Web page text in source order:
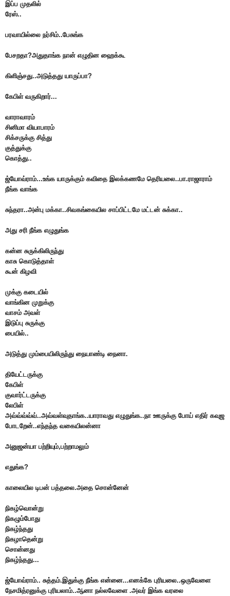
இப்ப முதலில்
ரேஸ்..
பரவாயில்லை நர்சிம்..பேசுங்க
பேசறதா?அதுதாங்க நான் எழுதின ஹைக்கூ
கிளிஞ்சது..அடுத்தது யாருப்பா?
கேபிள் வருகிறார்...
வாராவாரம்
சினிமா வியாபாரம்
சிக்சருக்கு சித்து
குத்துக்கு
கொத்து..
ஜ்யோவ்ராம்...உங்க யாருக்கும் கவிதை இலக்கணமே தெரியலை..பா.ராஜாராம்
நீங்க வாங்க
சுந்தரா..அன்பு மக்கா..சிவகங்கையில சாப்பிட்டமே மட்டன் சுக்கா..
அது சரி நீங்க எழுதுங்க
கன்ன சுருக்கிலிருந்து
காசு கொடுத்தாள்
கூன் கிழவி
முக்கு கடையில்
வாங்கின முறுக்கு
வாசம் அவள்
இடுப்பு சுருக்கு
பையில்..
அடுத்து மும்பையிலிருந்து நையாண்டி நைனா.
தியேட்டருக்கு
கேபிள்
குவார்ட்டருக்கு
லேபிள்
அவ்வ்வ்வ்வ்..அவ்வள்வுதாங்க..யாராவது எழுதுங்க..நா ஊருக்கு போய் எதிர் கவுஜ
போடறேன்..எந்தந்த வகையிலன்னா
அனுஜன்யா பற்றியும்,பற்றாமலும்
எதுங்க?
காலையில டிபன் பத்தலை.அதை சொன்னேன்
நிகழ்வொன்று
நிகழும்போது
நிகழ்ந்தது
நிகழாதென்று
சொன்னது
நிகழ்ந்தது...
ஜ்யோவ்ராம்.. சுத்தம்.இதுக்கு நீங்க என்னை...எனக்கே புரியலை..ஒருவேளை
நேசமித்ரனுக்கு புரியலாம்..ஆனா நல்லவேளை .அவர் இங்க வரலை